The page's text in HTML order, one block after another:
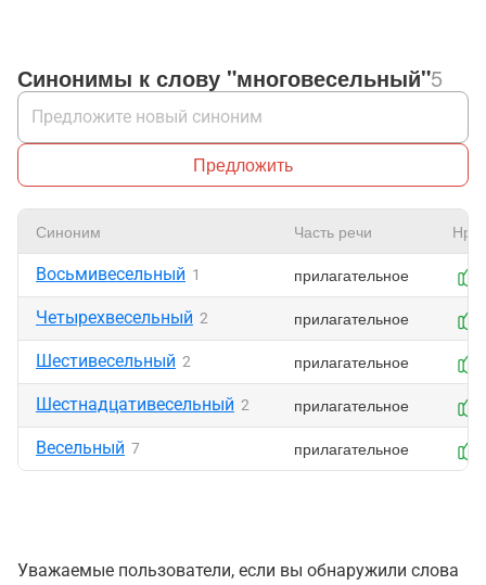
Синонимы к слову "многовесельный"5
Предложить
Синоним Часть речи
Восьмивесельный 1 прилагательное
Четырехвесельный 2 прилагательное
Шестивесельный 2 прилагательное
Шестнадцативесельный 2 прилагательное
Весельный 7 прилагательное
Уважаемые пользователи, если вы обнаружили слова